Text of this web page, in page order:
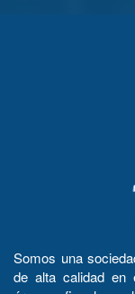
Somos una
de alta calidad en